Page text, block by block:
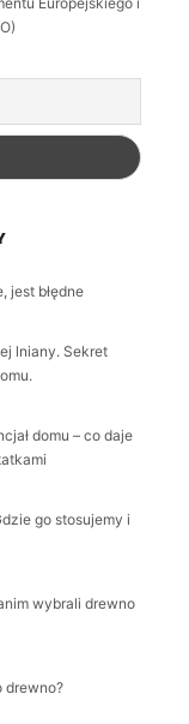
jest błędne
lniany. Sekret
domu – co daje
go stosujemy i
wybrali drewno
drewno?